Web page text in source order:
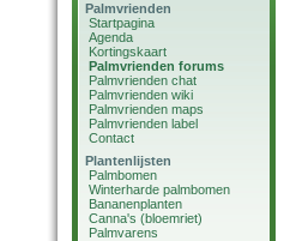
Palmvrienden
Startpagina
Agenda
Kortingskaart
Palmvrienden forums
Palmvrienden chat
Palmvrienden wiki
Palmvrienden maps
Palmvrienden label
Contact
Plantenlijsten
Palmbomen
Winterharde palmbomen
Bananenplanten
Canna's (bloemriet)
Palmvarens